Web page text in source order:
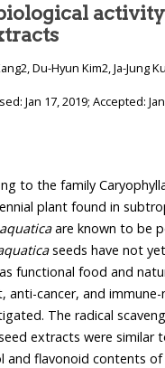
Du-Hyun Kim2, Ja-Jung
Jan 17, 2019; Accepted:
to the family
plant found in
are known to be
seeds have not
functional food and
anti-cancer, and
The radical
extracts were similar
and flavonoid contents of